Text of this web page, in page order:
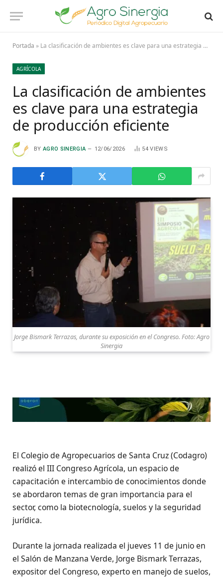
Portada » La clasificación de ambientes es clave para una estrategia de producción eficiente
AGRÍCOLA
La clasificación de ambientes
es clave para una estrategia
de producción eficiente
BY AGRO SINERGIA 12/06/2026 54VIEWS
Jorge Bismark Terrazas, durante su exposición en el Congreso. Foto: Agro
Sinergia
El Colegio de Agropecuarios de Santa Cruz (Codagro)
realizó el III Congreso Agrícola, un espacio de
capacitación e intercambio de conocimientos donde
se abordaron temas de gran importancia para el
sector, como la biotecnología, suelos y la seguridad
jurídica.
Durante la jornada realizada el jueves 11 de junio en
el Salón de Manzana Verde, Jorge Bismark Terrazas,
expositor del Congreso, experto en manejo de suelos,